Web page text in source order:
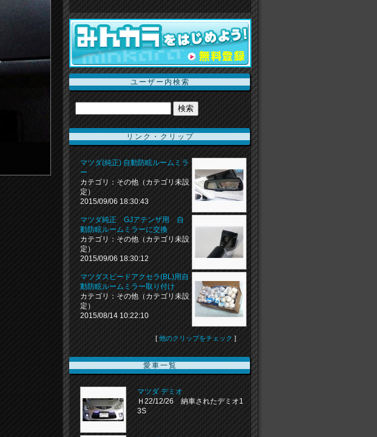
ユーザー内検索
リンク・クリップ
マツダ(純正) 自動防眩ルームミラ
ー
カテゴリ：その他（カテゴリ未設
定）
2015/09/06 18:30:43
マツダ純正 GJアテンザ用 自
動防眩ルームミラーに交換
カテゴリ：その他（カテゴリ未設
定）
2015/09/06 18:30:12
マツダスピードアクセラ(BL)用自
動防眩ルームミラー取り付け
カテゴリ：その他（カテゴリ未設
定）
2015/08/14 10:22:10
[ 他のクリップをチェック ]
愛車一覧
マツダ デミオ
Ｈ22/12/26 納車されたデミオ1
3S